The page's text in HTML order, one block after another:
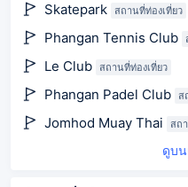
Skatepark สถานที่ท่องเที่ยว
Phangan Tennis Club
Le Club สถานที่ท่องเที่ยว
Phangan Padel Club ส
Jomhod Muay Thai สถ
ดูบ